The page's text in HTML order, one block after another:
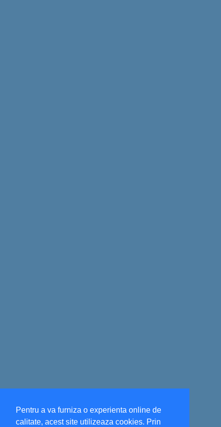
Pentru a va furniza o experienta online de
calitate, acest site utilizeaza cookies. Prin